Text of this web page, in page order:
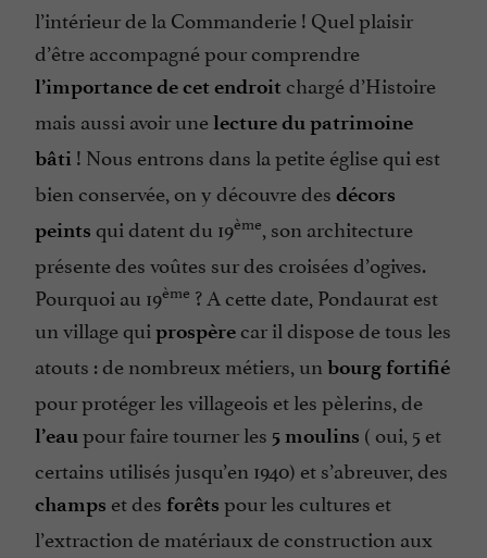
l’intérieur de la Commanderie ! Quel plaisir
d’être accompagné pour comprendre
l’importance de cet endroit chargé d’Histoire
mais aussi avoir unelecture du patrimoine
bâti ! Nous entrons dans la petite église qui est
bien conservée, on y découvre des décors
peints qui datent du 19ème, son architecture
présente des voûtes sur des croisées d’ogives.
Pourquoi au 19ème ? A cette date, Pondaurat est
un village qui prospère car il dispose de tous les
atouts : de nombreux métiers, un bourg fortifié
pour protéger les villageois et les pèlerins, de
l’eaupour faire tourner les 5 moulins ( oui, 5 et
certains utilisés jusqu’en 1940) et s’abreuver, des
champs et des forêts pour les cultures et
l’extraction de matériaux de construction aux